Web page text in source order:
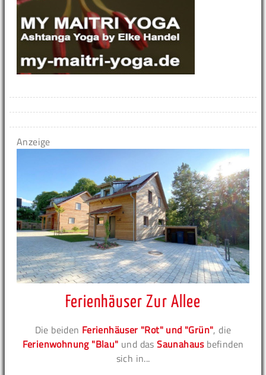
Anzeige
Ferienhäuser Zur Allee
Die beiden Ferienhäuser "Rot" und "Grün", die
Ferienwohnung "Blau" und dasSaunahausbefinden
sich in...